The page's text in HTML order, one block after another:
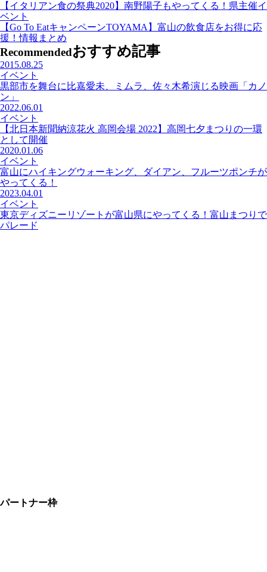
【イタリアン食の祭典2020】南野陽子もやってくる！県主催イ
ベント
【Go To EatキャンペーンTOYAMA】富山の飲食店をお得に応
援！情報まとめ
Recommendedおすすめ記事
2015.08.25
イベント
黒部市を舞台に比嘉愛未、ミムラ、佐々木希演じる映画「カノ
ン」
2022.06.01
イベント
【北日本新聞納涼花火 高岡会場 2022】高岡七夕まつりの一環
として開催
2020.01.06
イベント
富山にハイキングウォーキング、ダイアン、フルーツポンチが
やってくる！
2023.04.01
イベント
東京ディズニーリゾートが富山県にやってくる！富山まつりで
パレード
パートナー枠